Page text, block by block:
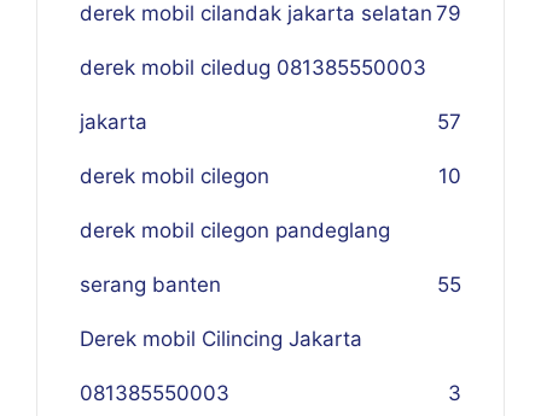
derek mobil cilandak jakarta selatan 79
derek mobil ciledug 081385550003
jakarta 57
derek mobil cilegon 10
derek mobil cilegon pandeglang
serang banten 55
Derek mobil Cilincing Jakarta
081385550003 3